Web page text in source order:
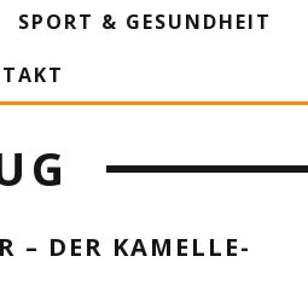
SPORT & GESUNDHEIT
– DER KAMELLE-